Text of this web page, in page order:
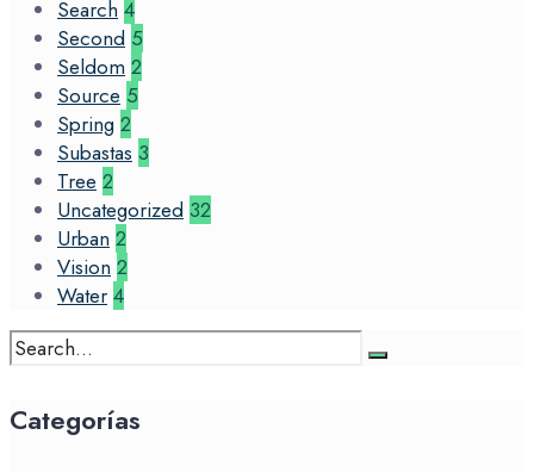
Search 4
Second 5
Seldom 2
Source 5
Spring 2
Subastas 3
Tree 2
Uncategorized 32
Urban 2
Vision 2
Water 4
Search
for:
Categorías